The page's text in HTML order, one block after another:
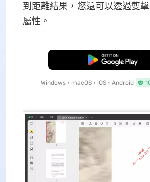
到距離結果，您還可以透過雙
屬性。
免費下載
Windows • macOS • iOS • Android